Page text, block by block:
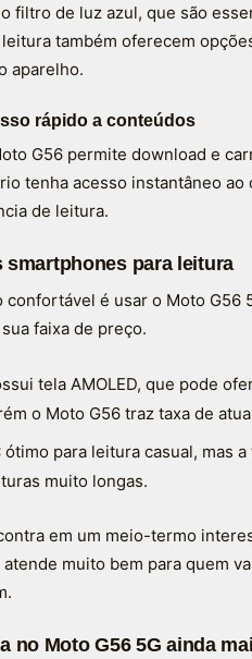
filtro de luz azul, que são
também oferecem
aparelho.
rápido a conteúdos
G56 permite download e
tenha acesso instantâneo
de leitura.
para leitura
é usar o Moto G56
faixa de preço.
tela AMOLED, que pode
o Moto G56 traz taxa de
ótimo para leitura casual, mas
muito longas.
em um meio-termo
muito bem para quem
no Moto G56 5G ainda